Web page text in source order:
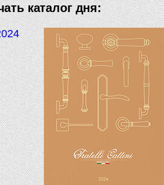
каталог дня: